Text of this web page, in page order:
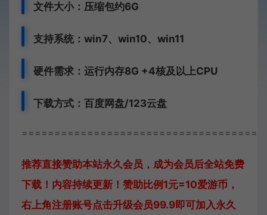
文件大小：压缩包约6G
支持系统：win7、win10、win11
硬件需求：运行内存8G +4核及以上CPU
下载方式： 百度网盘/123云盘
推荐直接赞助本站永久会员，成为会员后全站免费
下载！内容持续更新！赞助比例1元=10爱游币，
右上角注册账号点击升级会员99.9即可加入永久